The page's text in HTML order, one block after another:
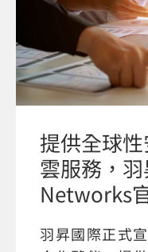
提供全球
雲服務，
Networks
羽昇國際正式